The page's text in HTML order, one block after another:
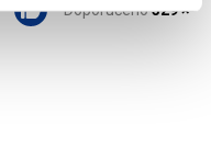
Doporučeno329 ×